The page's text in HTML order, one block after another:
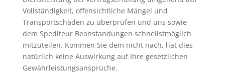
Vollständigkeit, offensichtliche Mängel und
Transportschäden zu überprüfen und uns sowie
dem Spediteur Beanstandungen schnellstmöglich
mitzuteilen. Kommen Sie dem nicht nach, hat dies
natürlich keine Auswirkung auf Ihre gesetzlichen
Gewährleistungsansprüche.